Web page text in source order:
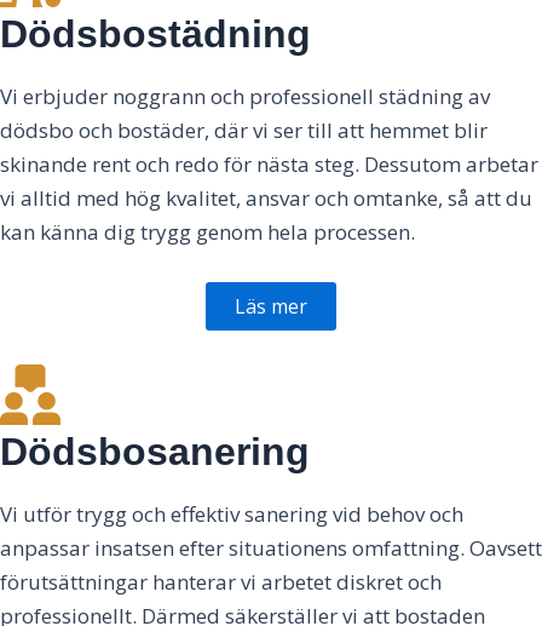
Dödsbostädning
Vi erbjuder noggrann och professionell städning av
dödsbo och bostäder, där vi ser till att hemmet blir
skinande rent och redo för nästa steg. Dessutom arbetar
vi alltid med hög kvalitet, ansvar och omtanke, så att du
kan känna dig trygg genom hela processen.
Läs mer
Dödsbosanering
Vi utför trygg och effektiv sanering vid behov och
anpassar insatsen efter situationens omfattning. Oavsett
förutsättningar hanterar vi arbetet diskret och
professionellt. Därmed säkerställer vi att bostaden